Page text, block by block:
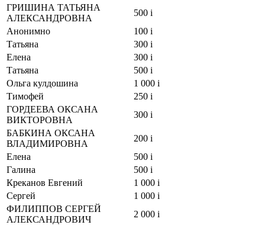
ГРИШИНА ТАТЬЯНА
АЛЕКСАНДРОВНА
500 i
Анонимно
100 i
Татьяна
300 i
Елена
300 i
Татьяна
500 i
Ольга кулдошина
1 000 i
Тимофей
250 i
ГОРДЕЕВА ОКСАНА
ВИКТОРОВНА
300 i
БАБКИНА ОКСАНА
ВЛАДИМИРОВНА
200 i
Елена
500 i
Галина
500 i
Креканов Евгений
1 000 i
Сергей
1 000 i
ФИЛИППОВ СЕРГЕЙ
АЛЕКСАНДРОВИЧ
2 000 i